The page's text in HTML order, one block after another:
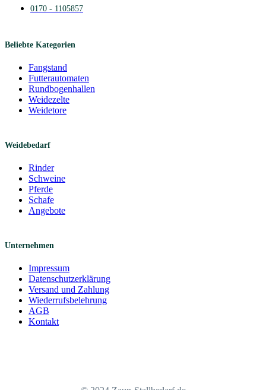
0170 - 1105857
Beliebte Kategorien
Fangstand
Futterautomaten
Rundbogenhallen
Weidezelte
Weidetore
Weidebedarf
Rinder
Schweine
Pferde
Schafe
Angebote
Unternehmen
Impressum
Datenschutzerklärung
Versand und Zahlung
Wiederrufsbelehrung
AGB
Kontakt